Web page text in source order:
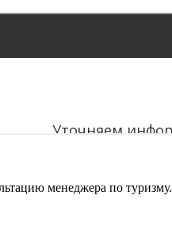
менеджера по туризму.